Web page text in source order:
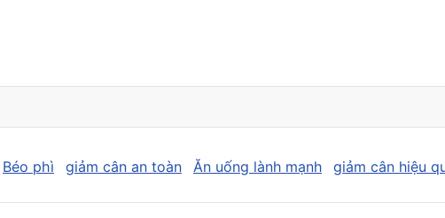
Béo phì giảm cân an toàn Ăn uống lành mạnh giảm cân hiệu